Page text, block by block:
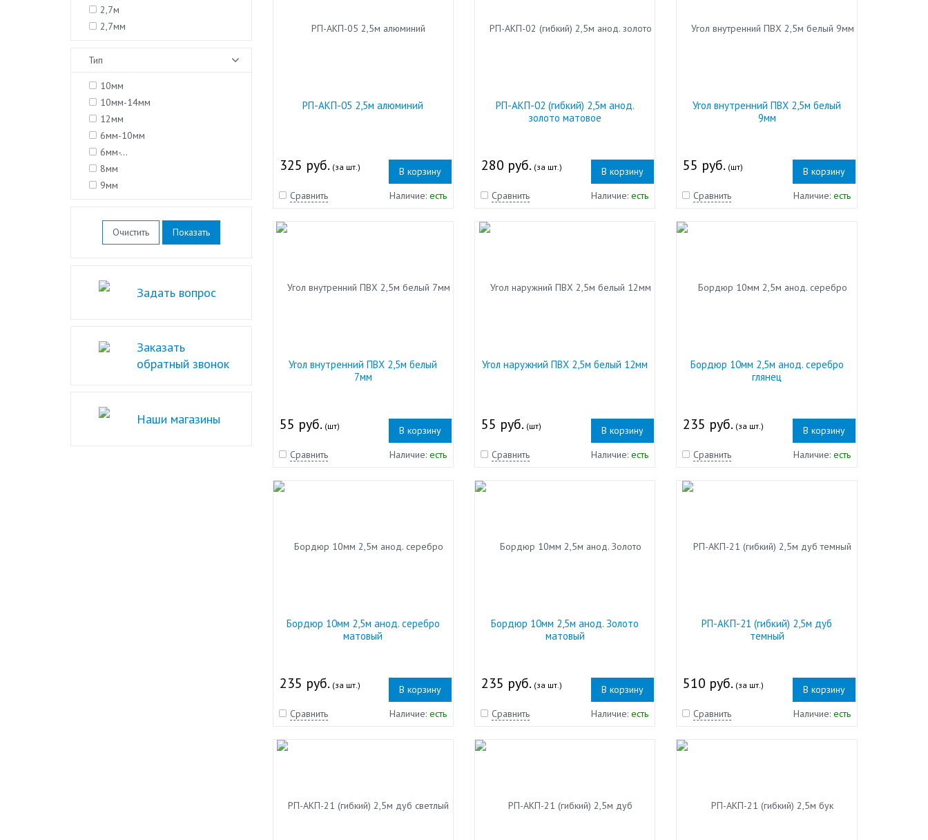
РП-АКП-05 2,5м алюминий
325 руб. (за шт.)
В корзину
Сравнить
Наличие: есть
РП-АКП-02 (гибкий) 2,5м анод.
золото матовое
280 руб. (за шт.)
В корзину
Сравнить
Наличие:есть
Угол внутренний ПВХ 2,5м белый
9мм
55 руб. (шт)
В корзину
Сравнить
Наличие: есть
Угол внутренний ПВХ 2,5м белый
7мм
55 руб. (шт)
В корзину
Сравнить
Наличие: есть
Угол наружний ПВХ 2,5м белый 12мм
55 руб. (шт)
В корзину
Сравнить
Наличие:есть
Бордюр 10мм 2,5м анод. серебро
глянец
235 руб. (за шт.)
В корзину
Сравнить
Наличие: есть
Бордюр 10мм 2,5м анод. серебро
матовый
235 руб. (за шт.)
В корзину
Сравнить
Наличие: есть
Бордюр 10мм 2,5м анод. Золото
матовый
235 руб. (за шт.)
В корзину
Сравнить
Наличие:есть
РП-АКП-21 (гибкий) 2,5м дуб
темный
510 руб. (за шт.)
В корзину
Сравнить
Наличие: есть
2,7м
2,7мм
Тип
10мм
10мм-14мм
12мм
6мм-10мм
6мм-…
8мм
9мм
Очистить
Задать вопрос
Заказать
обратный звонок
Наши магазины